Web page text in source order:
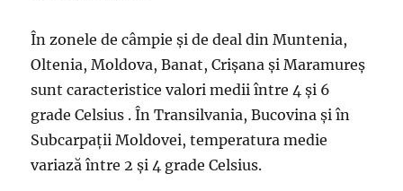
În zonele de câmpie şi de deal din Muntenia,
Oltenia, Moldova, Banat, Crişana şi Maramureş
sunt caracteristice valori medii între 4 şi 6
grade Celsius . În Transilvania, Bucovina şi în
Subcarpaţii Moldovei, temperatura medie
variază între 2 şi 4 grade Celsius.